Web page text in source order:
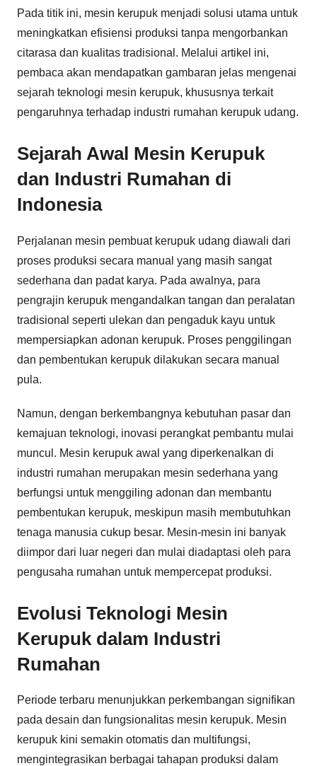
Pada titik ini, mesin kerupuk menjadi solusi utama untuk
meningkatkan efisiensi produksi tanpa mengorbankan
citarasa dan kualitas tradisional. Melalui artikel ini,
pembaca akan mendapatkan gambaran jelas mengenai
sejarah teknologi mesin kerupuk, khususnya terkait
pengaruhnya terhadap industri rumahan kerupuk udang.
Sejarah Awal Mesin Kerupuk
dan Industri Rumahan di
Indonesia
Perjalanan mesin pembuat kerupuk udang diawali dari
proses produksi secara manual yang masih sangat
sederhana dan padat karya. Pada awalnya, para
pengrajin kerupuk mengandalkan tangan dan peralatan
tradisional seperti ulekan dan pengaduk kayu untuk
mempersiapkan adonan kerupuk. Proses penggilingan
dan pembentukan kerupuk dilakukan secara manual
pula.
Namun, dengan berkembangnya kebutuhan pasar dan
kemajuan teknologi, inovasi perangkat pembantu mulai
muncul. Mesin kerupuk awal yang diperkenalkan di
industri rumahan merupakan mesin sederhana yang
berfungsi untuk menggiling adonan dan membantu
pembentukan kerupuk, meskipun masih membutuhkan
tenaga manusia cukup besar. Mesin-mesin ini banyak
diimpor dari luar negeri dan mulai diadaptasi oleh para
pengusaha rumahan untuk mempercepat produksi.
Evolusi Teknologi Mesin
Kerupuk dalam Industri
Rumahan
Periode terbaru menunjukkan perkembangan signifikan
pada desain dan fungsionalitas mesin kerupuk. Mesin
kerupuk kini semakin otomatis dan multifungsi,
mengintegrasikan berbagai tahapan produksi dalam